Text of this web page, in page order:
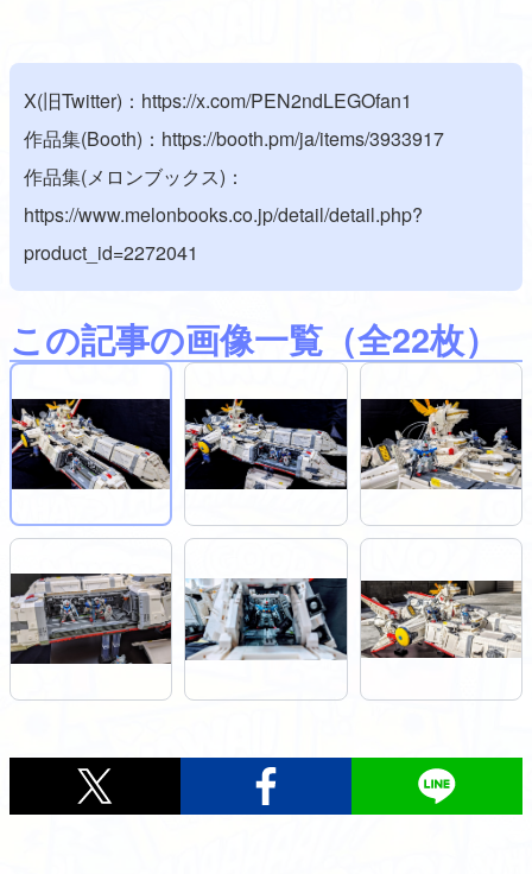
X(旧Twitter)： https://x.com/PEN2ndLEGOfan1
作品集(Booth)： https://booth.pm/ja/items/3933917
作品集(メロンブックス)：
https://www.melonbooks.co.jp/detail/detail.php?
product_id=2272041
この記事の画像一覧 （全22枚）